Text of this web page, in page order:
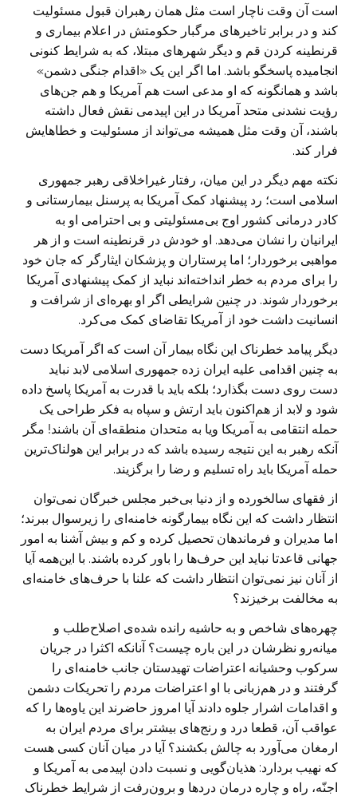
است آن وقت ناچار است مثل همان رهبران قبول مسئولیت
کند و در برابر تاخیرهای مرگبار حکومتش در اعلام بیماری و
قرنطینه کردن قم و دیگر شهرهای مبتلا، که به شرایط کنونی
انجامیده پاسخگو باشد. اما اگر این یک «اقدام جنگی دشمن»
باشد و همانگونه که او مدعی است هم آمریکا و هم جن‌های
رؤیت نشدنی متحد آمریکا در این اپیدمی نقش فعال داشته
باشند، آن وقت مثل همیشه می‌تواند از مسئولیت و خطاهایش
فرار کند.
نکته مهم دیگر در این میان، رفتار غیراخلاقی رهبر جمهوری
اسلامی است؛ رد پیشنهاد کمک آمریکا به پرسنل بیمارستانی و
کادر درمانی کشور اوج بی‌مسئولیتی و بی احترامی او به
ایرانیان را نشان می‌دهد. او خودش در قرنطینه است و از هر
مواهبی برخوردار؛ اما پرستاران و پزشکان ایثارگر که جان خود
را برای مردم به خطر انداخته‌اند نباید از کمک پیشنهادی آمریکا
برخوردار شوند. در چنین شرایطی اگر او بهره‌ای از شرافت و
انسانیت داشت خود از آمریکا تقاضای کمک می‌کرد.
دیگر پیامد خطرناک این نگاه بیمار آن است که اگر آمریکا دست
به چنین اقدامی علیه ایران زده جمهوری اسلامی لابد نباید
دست روی دست بگذارد؛ بلکه باید با قدرت به آمریکا پاسخ داده
شود و لابد از هم‌اکنون باید ارتش و سپاه به فکر طراحی یک
حمله انتقامی به آمریکا و‌یا به متحدان منطقه‌ای آن باشند! مگر
آنکه رهبر به این نتیجه رسیده باشد که در برابر این هولناک‌ترین
حمله آمریکا باید راه تسلیم و رضا را برگزیند.
از فقهای سالخورده و از دنیا بی‌خبر مجلس خبرگان نمی‌توان
انتظار داشت که این نگاه بیمارگونه خامنه‌ای را زیرسوال ببرند؛
اما مدیران و فرماندهان تحصیل کرده و کم و بیش آشنا به امور
جهانی قاعدتا نباید این حرف‌ها را باور کرده باشند. با این‌همه آیا
از آنان نیز نمی‌توان انتظار داشت که علنا با حرف‌های خامنه‌ای
به مخالفت برخیزند؟
چهره‌های شاخص و به حاشیه رانده شده‌ی اصلاح‌طلب و
میانه‌رو نظرشان در این باره چیست؟ آنانکه اکثرا در جریان
سرکوب وحشیانه اعتراضات تهیدستان جانب خامنه‌ای را
گرفتند و در هم‌زبانی با او اعتراضات مردم را تحریکات دشمن
و اقدامات اشرار جلوه دادند آیا امروز حاضرند این یاوه‌ها را که
عواقب آن، قطعا درد و رنج‌های بیشتر برای مردم ایران به
ارمغان می‌آورد به چالش بکشند؟ آیا در میان آنان کسی هست
که نهیب بردارد: هذیان‌گویی و نسبت دادن اپیدمی به آمریکا و
اجنّه، راه و چاره درمان دردها و برون‌رفت از شرایط خطرناک